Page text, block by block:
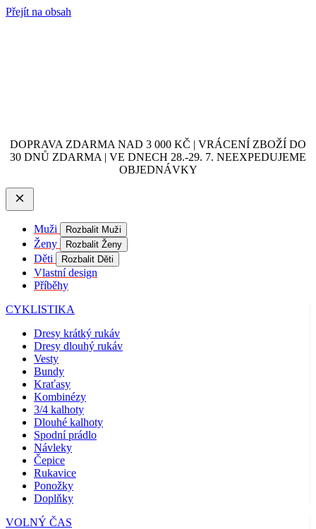
Přejít na obsah
DOPRAVA ZDARMA NAD 3 000 KČ | VRÁCENÍ ZBOŽÍ DO
30 DNŮ ZDARMA | VE DNECH 28.-29. 7. NEEXPEDUJEME
OBJEDNÁVKY
Muži Rozbalit Muži
Ženy Rozbalit Ženy
Děti Rozbalit Děti
Vlastní design
Příběhy
CYKLISTIKA
Dresy krátký rukáv
Dresy dlouhý rukáv
Vesty
Bundy
Kraťasy
Kombinézy
3/4 kalhoty
Dlouhé kalhoty
Spodní prádlo
Návleky
Čepice
Rukavice
Ponožky
Doplňky
VOLNÝ ČAS